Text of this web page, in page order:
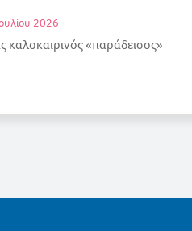
16 Ιουλίου 2026
Απόλυτη επιτυχία στις